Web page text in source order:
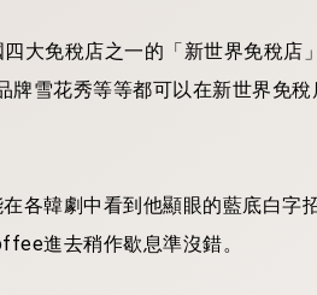
大免稅店之一的「新世界免稅店
雪花秀等等都可以在新世界免稅
各韓劇中看到他顯眼的藍底白字
進去稍作歇息準沒錯。